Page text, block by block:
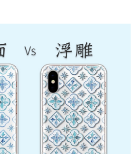
+
大眼睛透氣網眼透
視束口斜背包
NT$ 159
NT$ 189
- +
大眼睛透氣網
視手提沙灘包
NT$ 219
NT$ 249
加入購物車